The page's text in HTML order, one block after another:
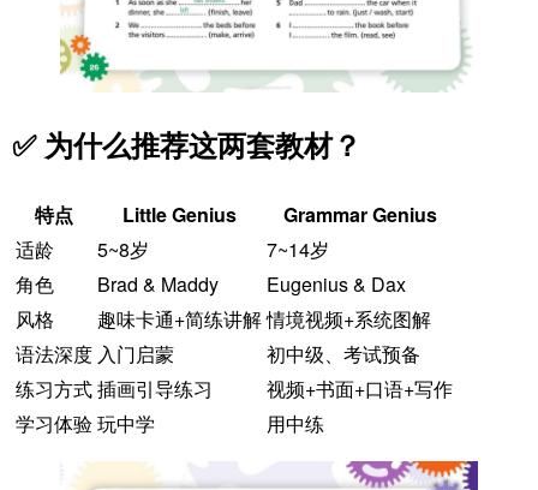
✅ 为什么推荐这两套教材？
特点 Little Genius
Grammar Genius
适龄
5~8岁
7~14岁
角色
Brad & Maddy
Eugenius & Dax
风格
趣味卡通+简练讲解情境视频+系统图解
语法深度 入门启蒙
初中级、考试预备
练习方式插画引导练习
视频+书面+口语+写作
学习体验玩中学 用中练